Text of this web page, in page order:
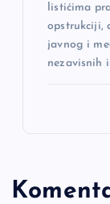
listićima
opstrukciji,
javnog i
nezavisnih